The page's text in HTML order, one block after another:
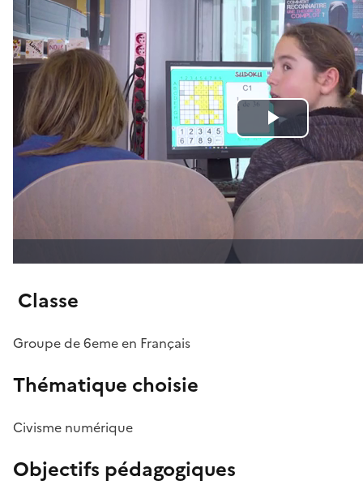
Classe
Groupe de 6eme en Français
Thématique choisie
Civisme numérique
Objectifs pédagogiques